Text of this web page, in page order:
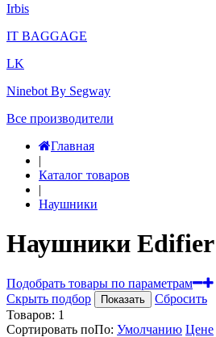
Irbis
IT BAGGAGE
LK
Ninebot By Segway
Все производители
Главная
|
Каталог товаров
|
Наушники
Наушники Edifier
Подобрать товары по параметрам
Скрыть подбор
Показать
Сбросить
Товаров: 1
Сортировать поПо: Умолчанию Цене